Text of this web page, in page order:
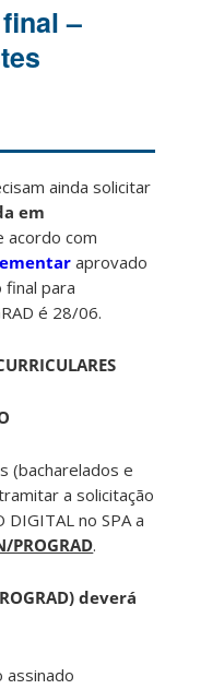
–
ainda solicitar
em
acordo com
aprovado
final para
é 28/06.
(bacharelados e
a solicitação
DIGITAL no SPA a
PROGRAD.
deverá
assinado